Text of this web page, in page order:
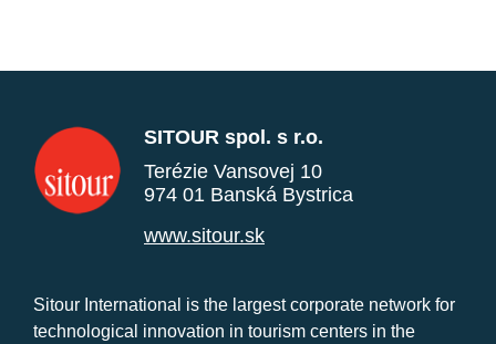
SITOUR spol. s r.o.
Terézie Vansovej 10
974 01 Banská Bystrica
www.sitour.sk
Sitour International is the largest corporate network for
technological innovation in tourism centers in the